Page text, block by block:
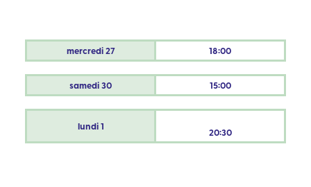
mercredi27 18:00
samedi30 15:00
lundi1 20:30